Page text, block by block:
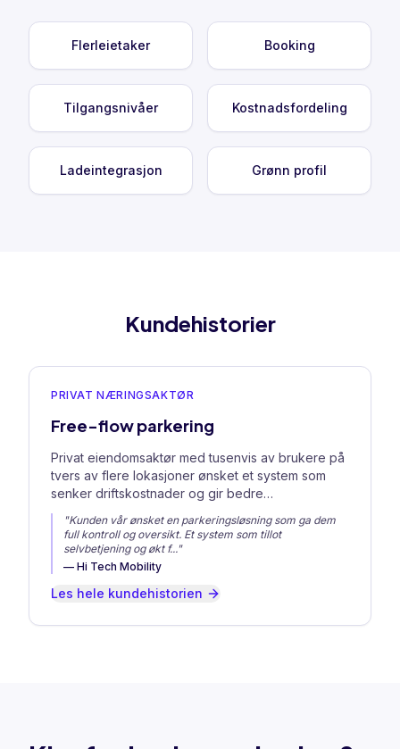
Flerleietaker Booking
Tilgangsnivåer Kostnadsfordeling
Ladeintegrasjon Grønn profil
Kundehistorier
PRIVAT NÆRINGSAKTØR
Free-flow parkering
Privat eiendomsaktør med tusenvis av brukere på
tvers av flere lokasjoner ønsket et system som
senker driftskostnader og gir bedre
brukeropplevelse.
"Kunden vår ønsket en parkeringsløsning som ga dem
full kontroll og oversikt. Et system som tillot
selvbetjening og økt f..."
— Hi Tech Mobility
Les hele kundehistorien